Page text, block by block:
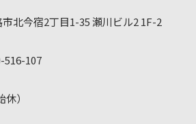
北今宿2丁目1-35 瀬川ビル2 1F-2
516-107
）